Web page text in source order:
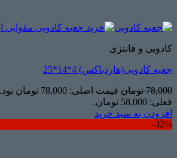
کادویی و فانتزی
جعبه کادویی(هاردباکس) 4*14*25
78,000 تومان قیمت اصلی: 78,000 تومان بود.
فعلی: 58,000 تومان.
افزودن به سبد خرید
32%-